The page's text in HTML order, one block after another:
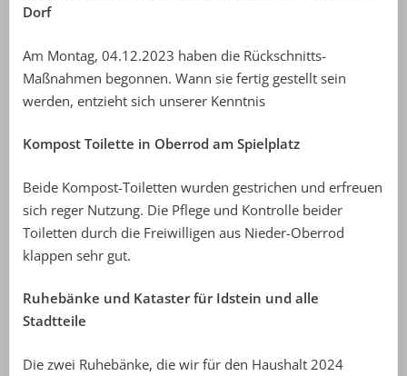
Dorf
Am Montag, 04.12.2023 haben die Rückschnitts-
Maßnahmen begonnen. Wann sie fertig gestellt sein
werden, entzieht sich unserer Kenntnis
Kompost Toilette in Oberrod am Spielplatz
Beide Kompost-Toiletten wurden gestrichen und erfreuen
sich reger Nutzung. Die Pflege und Kontrolle beider
Toiletten durch die Freiwilligen aus Nieder-Oberrod
klappen sehr gut.
Ruhebänke und Kataster für Idstein und alle
Stadtteile
Die zwei Ruhebänke, die wir für den Haushalt 2024